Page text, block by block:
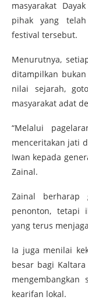
masyarakat
pihak yang telah
festival tersebut.
Menurutnya,
ditampilkan
nilai sejarah,
masyarakat adat
“Melalui
menceritakan jati
Iwan kepada
Zainal.
Zainal berharap
penonton, tetapi
yang terus
Ia juga menilai
besar bagi
kearifan lokal.